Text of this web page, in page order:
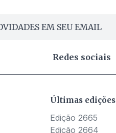
EM SEU EMAIL
Redes sociais
Últimas edições
Edição 2665
Edição 2664